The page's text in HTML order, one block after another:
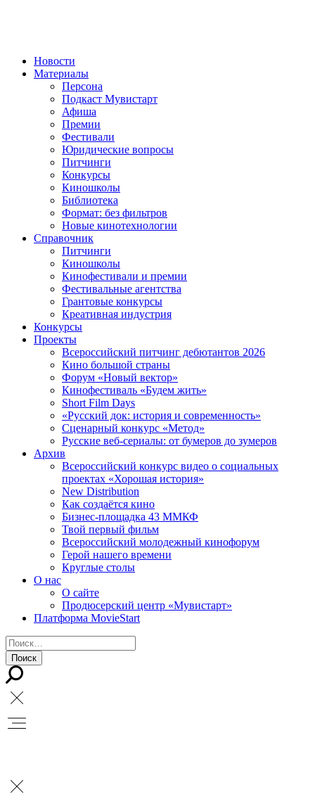
Новости
Материалы
Персона
Подкаст Мувистарт
Афиша
Премии
Фестивали
Юридические вопросы
Питчинги
Конкурсы
Киношколы
Библиотека
Формат: без фильтров
Новые кинотехнологии
Справочник
Питчинги
Киношколы
Кинофестивали и премии
Фестивальные агентства
Грантовые конкурсы
Креативная индустрия
Конкурсы
Проекты
Всероссийский питчинг дебютантов 2026
Кино большой страны
Форум «Новый вектор»
Кинофестиваль «Будем жить»
Short Film Days
«Русский док: история и современность»
Сценарный конкурс «Метод»
Русские веб-сериалы: от бумеров до зумеров
Архив
Всероссийский конкурс видео о социальных
проектах «Хорошая история»
New Distribution
Как создаётся кино
Бизнес-площадка 43 ММКФ
Твой первый фильм
Всероссийский молодежный кинофорум
Герой нашего времени
Круглые столы
О нас
О сайте
Продюсерский центр «Мувистарт»
Платформа MovieStart